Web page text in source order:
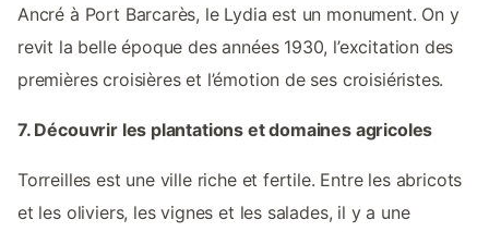
Ancré à Port Barcarès, le Lydia est un monument. On y
revit la belle époque des années 1930, l’excitation des
premières croisières et l’émotion de ses croisiéristes.
7. Découvrir les plantations et domaines agricoles
Torreilles est une ville riche et fertile. Entre les abricots
et les oliviers, les vignes et les salades, il y a une